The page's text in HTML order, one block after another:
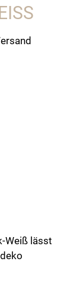
Weiß lässt